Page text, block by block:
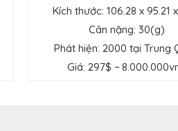
Kích thước: 106.28 x 95.21
Cân nặng: 30(g)
Phát hiện: 2000 tại Trung
Giá: 297$ ~